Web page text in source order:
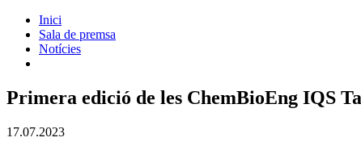
Inici
Sala de premsa
Notícies
Primera edició de les ChemBioEng IQS
17.07.2023